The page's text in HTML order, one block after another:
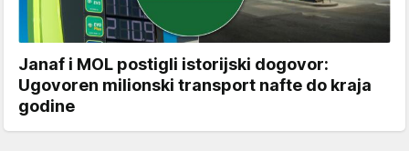
Janaf i MOL postigli istorijski dogovor:
Ugovoren milionski transport nafte do kraja
godine